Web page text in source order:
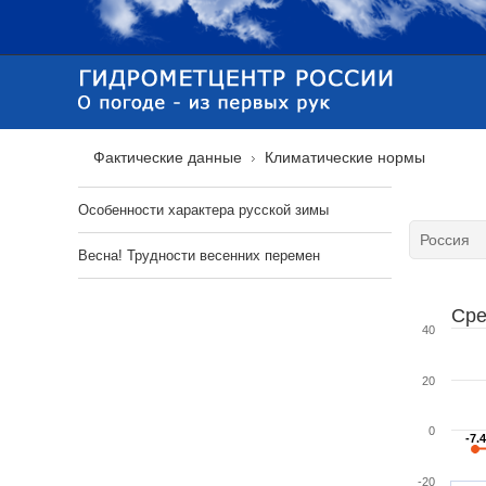
Фактические данные Климатические нормы
-7.4
-7.4
-20
0
20
40
Особенности характера русской зимы
Весна! Трудности весенних перемен